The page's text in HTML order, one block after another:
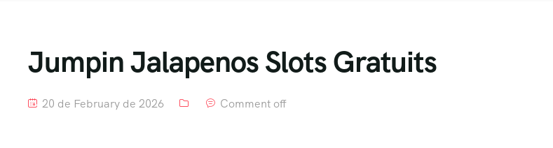
Jumpin Jalapenos Slots Gratuits
20 de February de 2026 Comment off